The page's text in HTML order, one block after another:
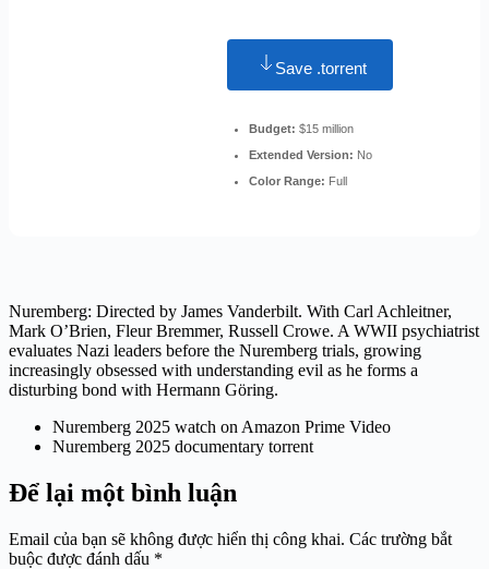
Save .torrent
Budget: $15 million
Extended Version: No
Color Range: Full
Nuremberg: Directed by James Vanderbilt. With Carl Achleitner,
Mark O’Brien, Fleur Bremmer, Russell Crowe. A WWII psychiatrist
evaluates Nazi leaders before the Nuremberg trials, growing
increasingly obsessed with understanding evil as he forms a
disturbing bond with Hermann Göring.
Nuremberg 2025 watch on Amazon Prime Video
Nuremberg 2025 documentary torrent
Để lại một bình luận
Email của bạn sẽ không được hiển thị công khai. Các trường bắt
buộc được đánh dấu *